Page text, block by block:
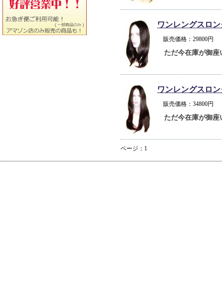
ワンレングスロ
販売価格：29800
ただ今在庫が御座
ワンレングスロ
販売価格：34800
ただ今在庫が御座
ページ：1